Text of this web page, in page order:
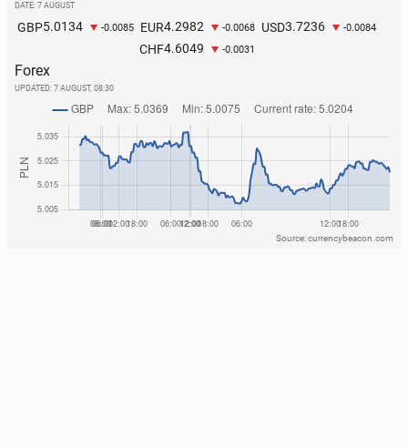
DATE: 7 AUGUST
GBP5.0134 -0.0085 EUR4.2982 -0.0068 USD3.7236 -0.0084
CHF4.6049 -0.0031
Forex
UPDATED: 7 AUGUST, 08:30
Source: currencybeacon.com